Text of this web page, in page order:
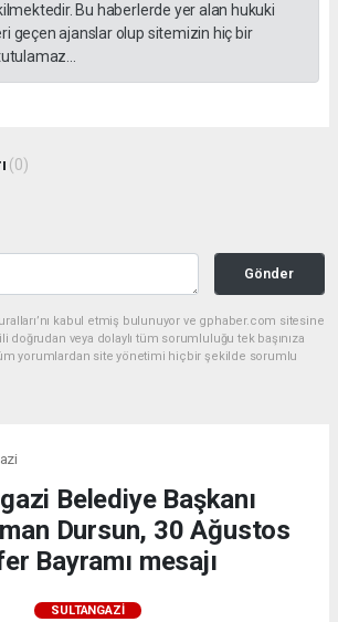
Bu haberlerde yer alan hukuki
geçen ajanslar olup sitemizin hiç bir
(0)
Gönder
kabul etmiş bulunuyor ve gphaber.com sitesine
doğrudan veya dolaylı tüm sorumluluğu tek başınıza
yorumlardan site yönetimi hiçbir şekilde sorumlu
Belediye Başkanı
Dursun, 30 Ağustos
Bayramı mesajı
SULTANGAZI